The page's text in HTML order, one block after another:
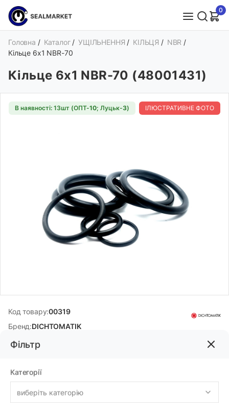
0
Фільтр
Категорії
виберіть категорію
Головна / Каталог /УЩІЛЬНЕННЯ / КІЛЬЦЯ / NBR /
Кільце 6х1 NBR-70
Кільце 6х1 NBR-70 (48001431)
В наявності: 13шт (ОПТ-10; Луцьк-3) ІЛЮСТРАТИВНЕ ФОТО
Код товару:00319
Бренд:DICHTOMATIK
2.76грн
- +